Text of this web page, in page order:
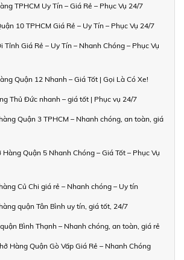
TPHCM Uy Tín – Giá Rẻ – Phục Vụ 24/7
10 TPHCM Giá Rẻ – Uy Tín – Phục Vụ 24/7
Tỉnh Giá Rẻ – Uy Tín – Nhanh Chóng – Phục Vụ
Quận 12 Nhanh – Giá Tốt | Gọi Là Có Xe!
Thủ Đức nhanh – giá tốt | Phục vụ 24/7
Quận 3 TPHCM – Nhanh chóng, an toàn, giá
Hàng Quận 5 Nhanh Chóng – Giá Tốt – Phục Vụ
Củ Chi giá rẻ – Nhanh chóng – Uy tín
quận Tân Bình uy tín, giá tốt, 24/7
Bình Thạnh – Nhanh chóng, an toàn, giá rẻ
Hàng Quận Gò Vấp Giá Rẻ – Nhanh Chóng